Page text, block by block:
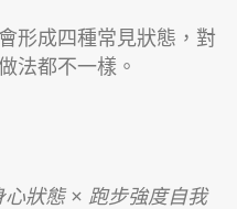
形成四種常見狀態，對
法都不一樣。
狀態 × 跑步強度自我